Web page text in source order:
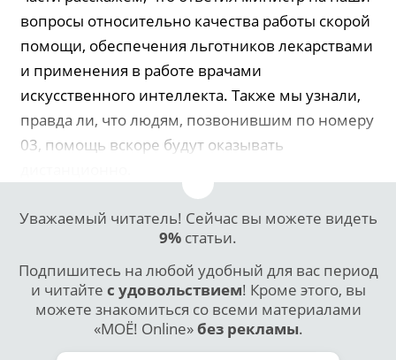
вопросы относительно качества работы скорой
помощи, обеспечения льготников лекарствами
и применения в работе врачами
искусственного интеллекта. Также мы узнали,
правда ли, что людям, позвонившим по номеру
03, помощь вскоре будут оказывать
Уважаемый читатель! Сейчас вы можете видеть
9% статьи.
Подпишитесь на любой удобный для вас период
и читайте с удовольствием! Кроме этого, вы
можете знакомиться со всеми материалами
«МОЁ! Online»без рекламы.